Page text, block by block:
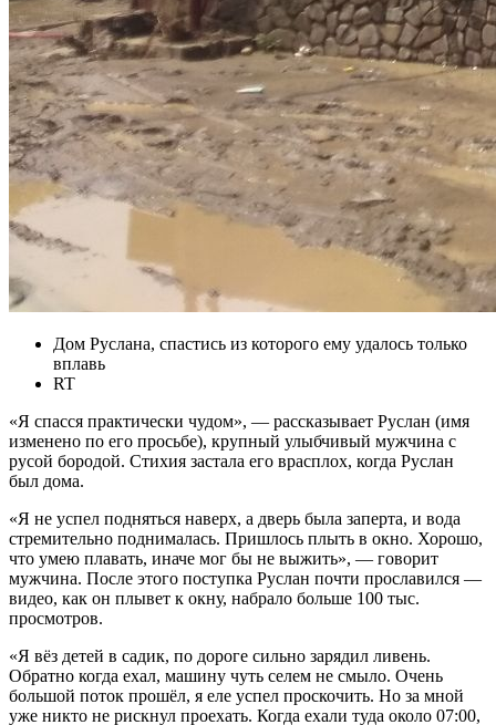
Дом Руслана, спастись из которого ему удалось только
вплавь
RT
«Я спасся практически чудом», — рассказывает Руслан (имя
изменено по его просьбе), крупный улыбчивый мужчина с
русой бородой. Стихия застала его врасплох, когда Руслан
был дома.
«Я не успел подняться наверх, а дверь была заперта, и вода
стремительно поднималась. Пришлось плыть в окно. Хорошо,
что умею плавать, иначе мог бы не выжить», — говорит
мужчина. После этого поступка Руслан почти прославился —
видео, как он плывет к окну, набрало больше 100 тыс.
просмотров.
«Я вёз детей в садик, по дороге сильно зарядил ливень.
Обратно когда ехал, машину чуть селем не смыло. Очень
большой поток прошёл, я еле успел проскочить. Но за мной
уже никто не рискнул проехать. Когда ехали туда около 07:00,